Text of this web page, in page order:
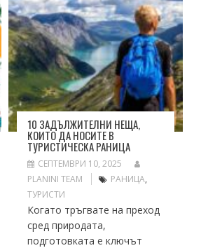
10 ЗАДЪЛЖИТЕЛНИ НЕЩА,
КОИТО ДА НОСИТЕ В
ТУРИСТИЧЕСКА РАНИЦА
СЕПТЕМВРИ 10, 2025
PLANINI TEAM
РАНИЦА,
ТУРИСТИ
Когато тръгвате на преход
сред природата,
подготовката е ключът